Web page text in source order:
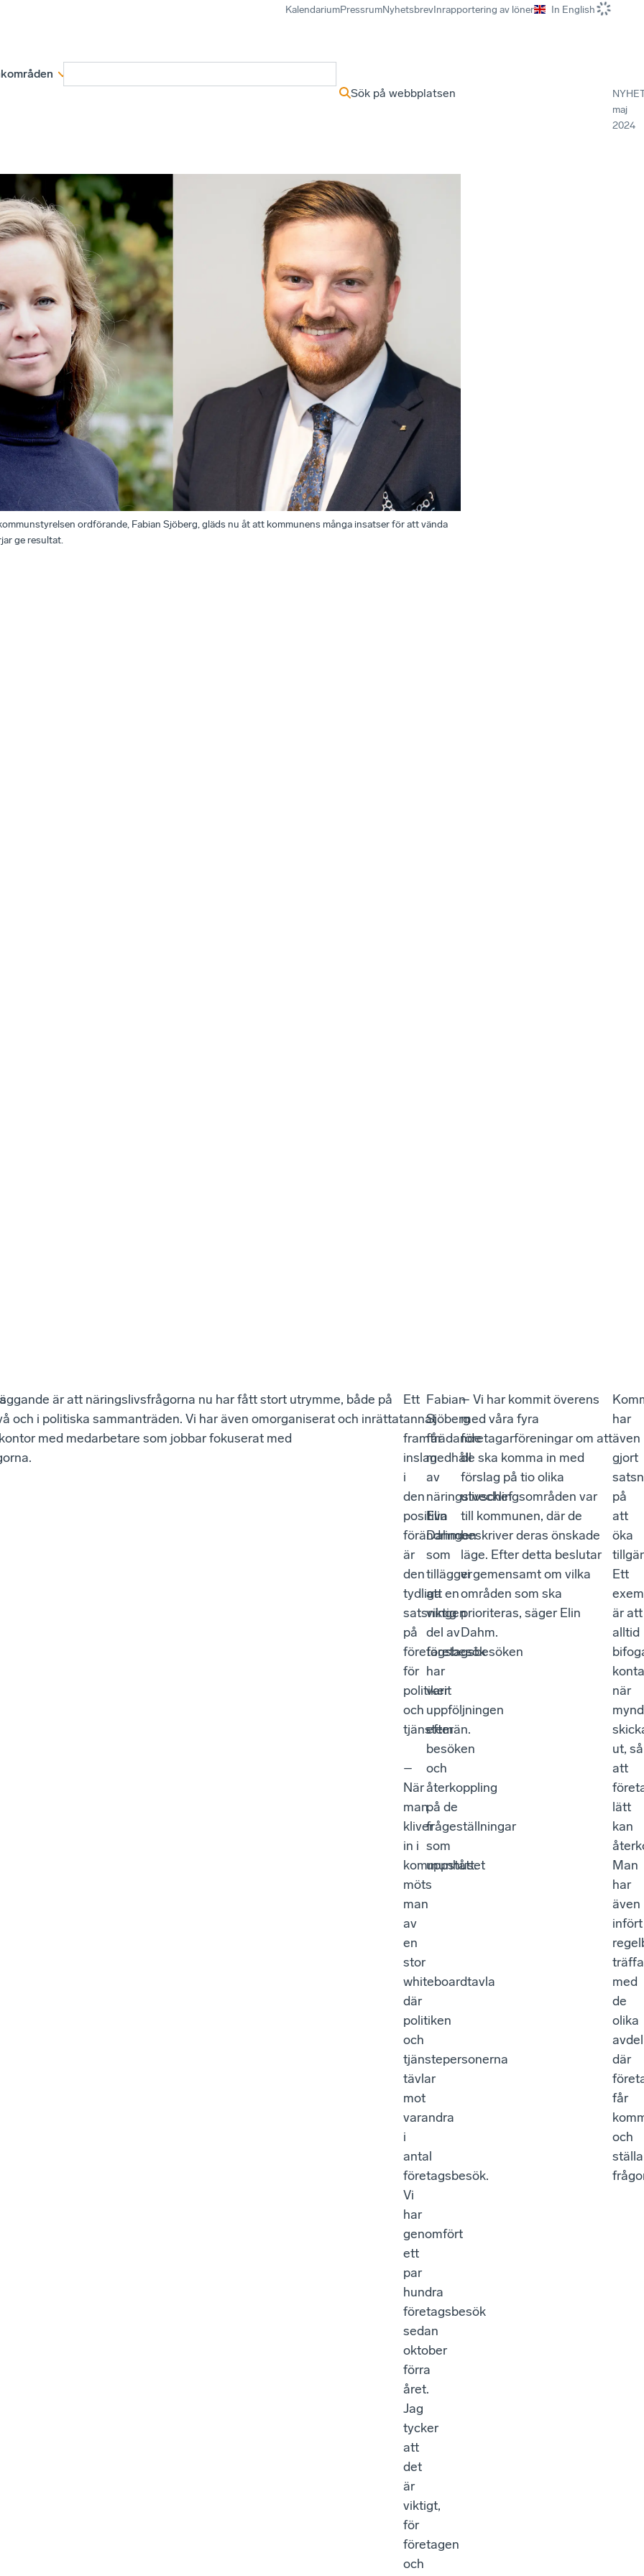
KalendariumPressrumNyhetsbrevInrapportering av löner In English
Sök på webbplatsen
maj
2024
ordförande, Fabian Sjöberg, gläds nu åt att kommunens många insatser för att vända
ge resultat.
är att näringslivsfrågorna nu har fått stort utrymme, både på
och i politiska sammanträden. Vi har även omorganiserat och inrättat
med medarbetare som jobbar fokuserat med
Ett
annat
framträdande
inslag
i
den
positiva
förändringen
är
den
tydliga
satsningen
på
företagsbesök
för
politiker
och
tjänstemän.
–
När
man
kliver
in i
kommunhuset
möts
man
av
en
stor
whiteboardtavla
där
politiken
och
tjänstepersonerna
tävlar
mot
varandra
i
antal
företagsbesök.
Vi
har
genomfört
ett
par
hundra
företagsbesök
sedan
oktober
förra
året.
Jag
tycker
att
det
är
viktigt,
för
företagen
och
Fabian
Sjöberg
får
medhåll
av
näringslivschef
Elin
Dahm
som
tillägger
att en
viktig
del av
företagsbesöken
har
varit
uppföljningen
efter
besöken
och
återkoppling
på de
frågeställningar
som
uppstått.
– Vi har kommit överens
med våra fyra
företagarföreningar om att
de ska komma in med
förslag på tio olika
utvecklingsområden var
till kommunen, där de
beskriver deras önskade
läge. Efter detta beslutar
vi gemensamt om vilka
områden som ska
prioriteras, säger Elin
Dahm.
har
även
gjort
på
att
öka
Ett
är att
alltid
när
ut, så
att
lätt
kan
Man
har
även
infört
med
de
olika
där
får
och
ställa